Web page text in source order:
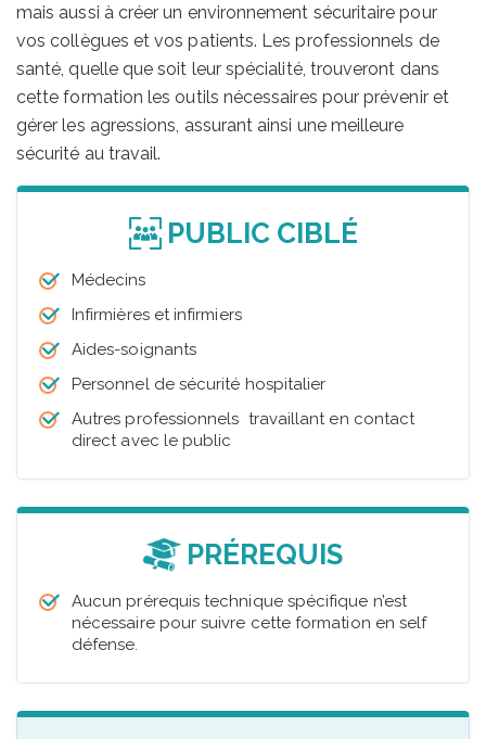
mais aussi à créer un environnement sécuritaire pour
vos collègues et vos patients. Les professionnels de
santé, quelle que soit leur spécialité, trouveront dans
cette formation les outils nécessaires pour prévenir et
gérer les agressions, assurant ainsi une meilleure
sécurité au travail.
PUBLIC CIBLÉ
Médecins
Infirmières et infirmiers
Aides-soignants
Personnel de sécurité hospitalier
Autres professionnels travaillant en contact
direct avec le public
PRÉREQUIS
Aucun prérequis technique spécifique n’est
nécessaire pour suivre cette formation en self
défense.